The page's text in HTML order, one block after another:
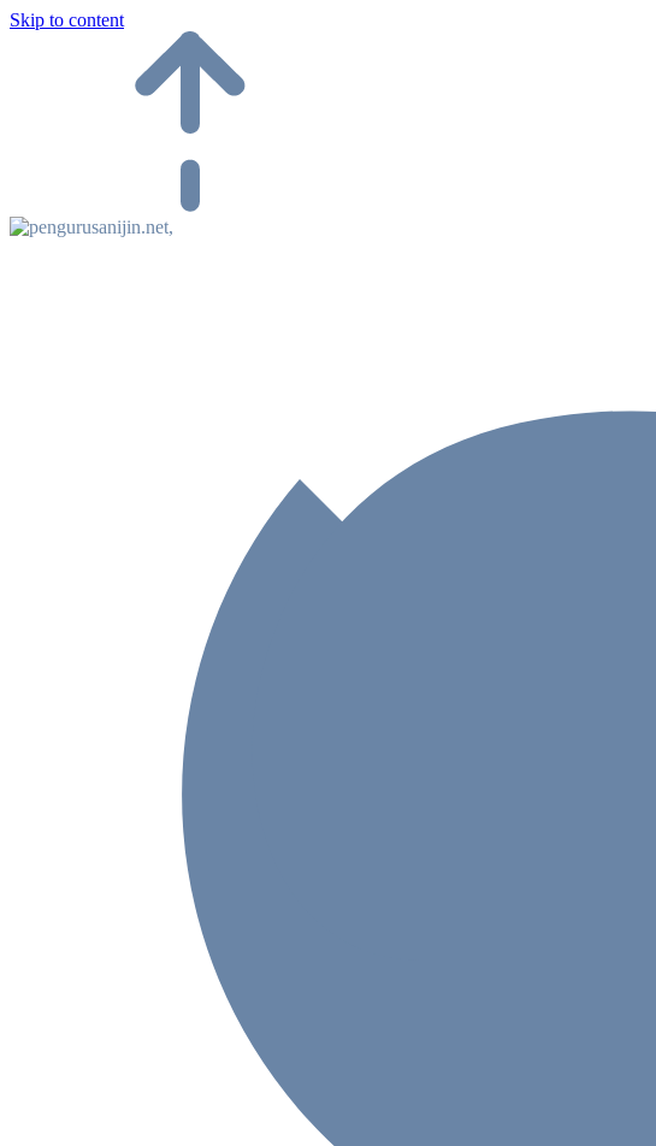
Skip to content